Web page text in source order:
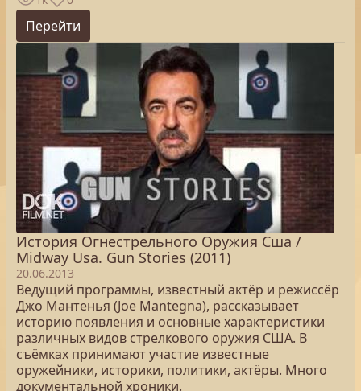
Перейти
История Огнестрельного Оружия Сша /
Midway Usa. Gun Stories (2011)
20.06.2013
Ведущий программы, известный актёр и режиссёр
Джо Мантенья (Joe Mantegna), рассказывает
историю появления и основные характеристики
различных видов стрелкового оружия США. В
съёмках принимают участие известные
оружейники, историки, политики, актёры. Много
документальной хроники.